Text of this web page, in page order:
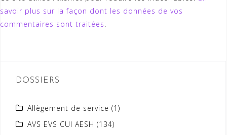
savoir plus sur la façon dont les données de vos
commentaires sont traitées.
DOSSIERS
Allègement de service (1)
AVS EVS CUI AESH (134)